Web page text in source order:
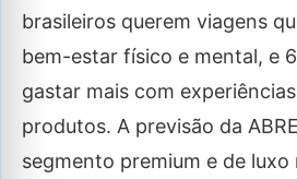
brasileiros querem viagens
bem-estar físico e mental, e
gastar mais com
produtos. A previsão da
segmento premium e de